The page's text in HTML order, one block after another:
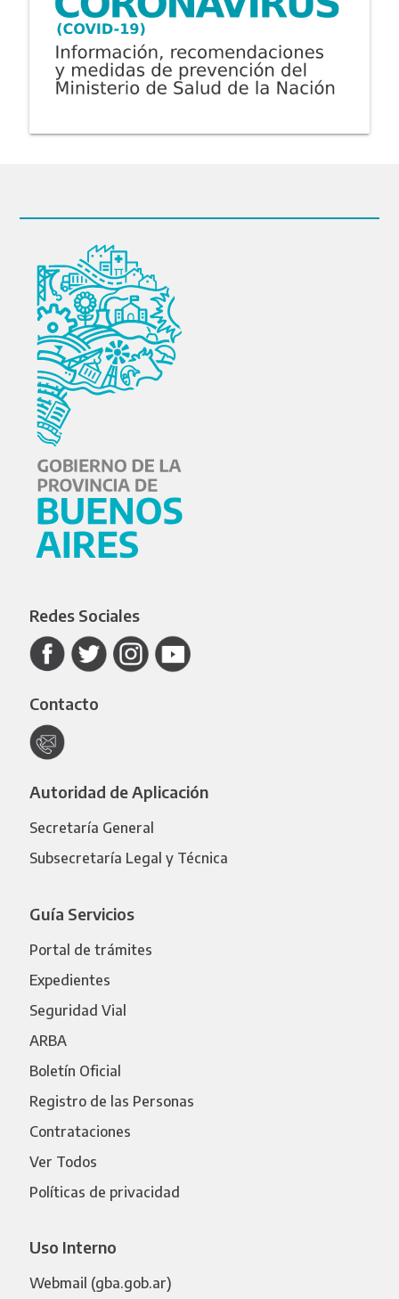
Redes Sociales
Contacto
Autoridad de Aplicación
Secretaría General
Subsecretaría Legal y Técnica
Guía Servicios
Portal de trámites
Expedientes
Seguridad Vial
ARBA
Boletín Oficial
Registro de las Personas
Contrataciones
Ver Todos
Políticas de privacidad
Uso Interno
Webmail (gba.gob.ar)